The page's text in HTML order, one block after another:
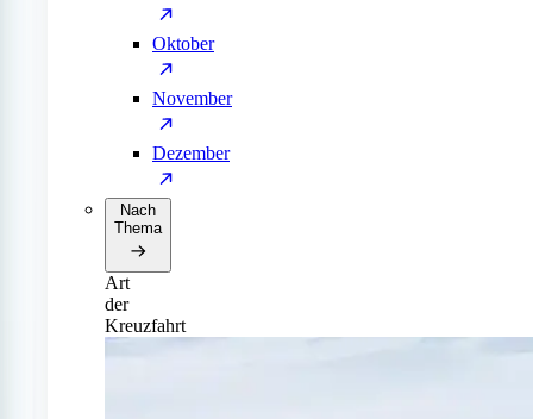
Oktober
November
Dezember
Nach
Thema
Art
der
Kreuzfahrt